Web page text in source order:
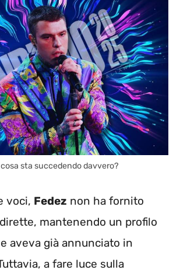
sta succedendo davvero?
voci, Fedez non ha fornito
mantenendo un profilo
aveva già annunciato in
a fare luce sulla